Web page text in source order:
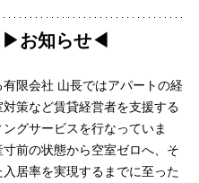
▶︎お知らせ◀︎
限会社 山長ではアパートの経
策など賃貸経営者を支援する
ングサービスを行なっていま
前の状態から空室ゼロへ、そ
入居率を実現するまでに至った